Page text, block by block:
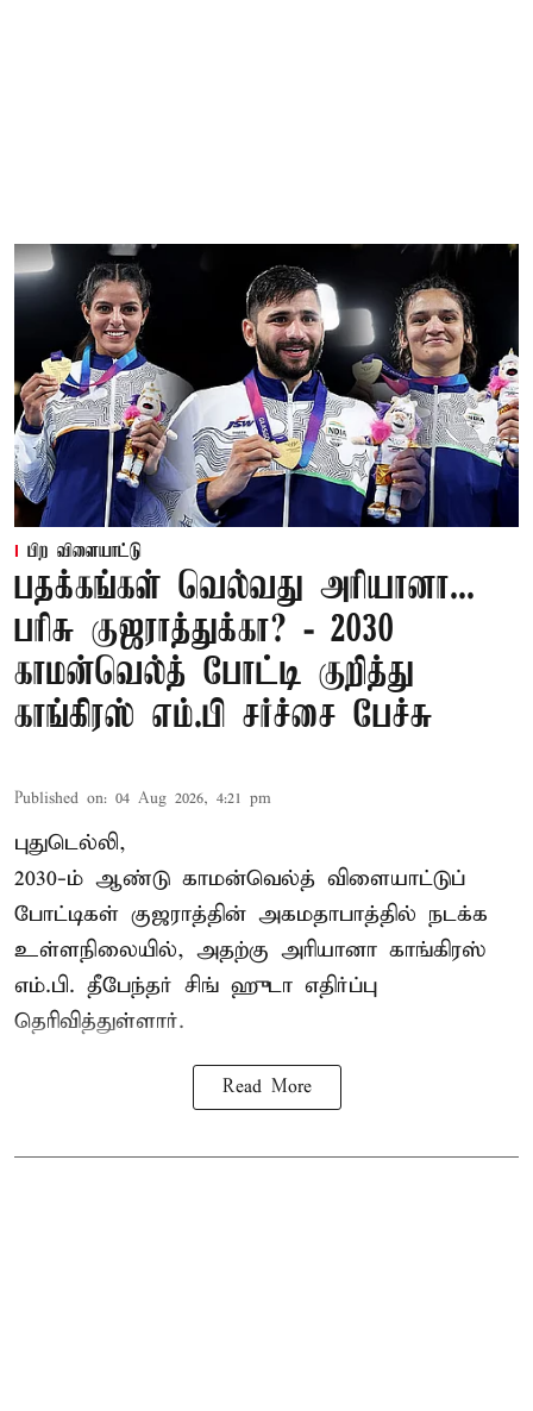
பிற விளையாட்டு
பதக்கங்கள் வெல்வது அரியானா...
பரிசு குஜராத்துக்கா? - 2030
காமன்வெல்த் போட்டி குறித்து
காங்கிரஸ் எம்.பி சர்ச்சை பேச்சு
Published on: 04 Aug 2026, 4:21 pm
புதுடெல்லி,
2030-ம் ஆண்டு காமன்வெல்த் விளையாட்டுப்
போட்டிகள் குஜராத்தின் அகமதாபாத்தில் நடக்க
உள்ளநிலையில், அதற்கு அரியானா காங்கிரஸ்
எம்.பி. தீபேந்தர் சிங் ஹுடா எதிர்ப்பு
தெரிவித்துள்ளார்.
Read More